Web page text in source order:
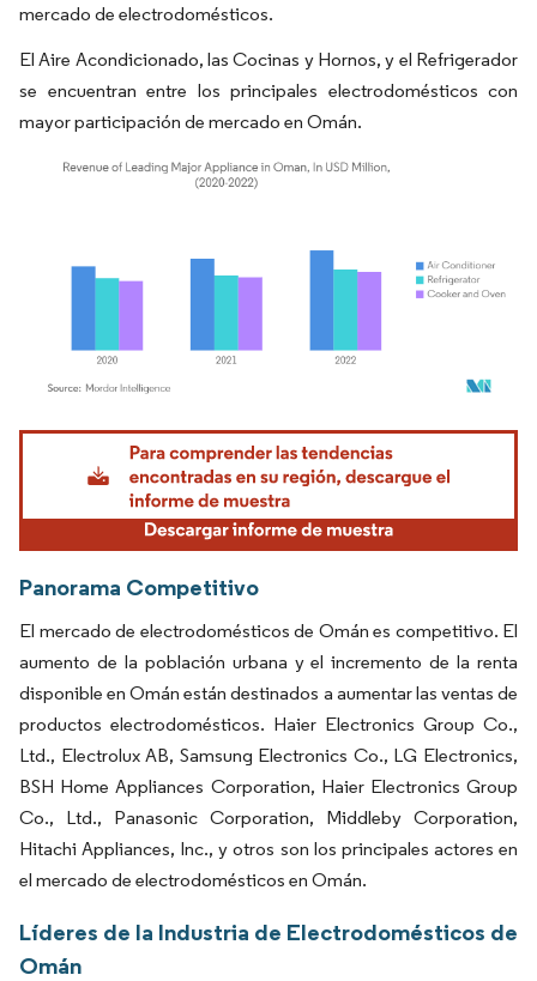
mercado de electrodomésticos.
El Aire Acondicionado, las Cocinas y Hornos, y el Refrigerador
se encuentran entre los principales electrodomésticos con
mayor participación de mercado en Omán.
Imagen © Mordor Intelligence. El uso requiere atribución según CC BY 4.0.
Panorama Competitivo
El mercado de electrodomésticos de Omán es competitivo. El
aumento de la población urbana y el incremento de la renta
disponible en Omán están destinados a aumentar las ventas de
productos electrodomésticos. Haier Electronics Group Co.,
Ltd., Electrolux AB, Samsung Electronics Co., LG Electronics,
BSH Home Appliances Corporation, Haier Electronics Group
Co., Ltd., Panasonic Corporation, Middleby Corporation,
Hitachi Appliances, Inc., y otros son los principales actores en
el mercado de electrodomésticos en Omán.
Líderes de la Industria de Electrodomésticos de
Omán